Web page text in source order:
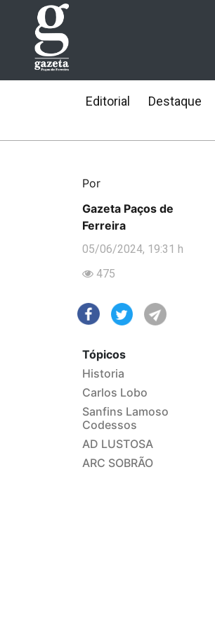
Editorial Destaque
Por
Gazeta Paços de
Ferreira
05/06/2024, 19:31 h
475
Tópicos
Historia
Carlos Lobo
Sanfins Lamoso
Codessos
AD LUSTOSA
ARC SOBRÃO